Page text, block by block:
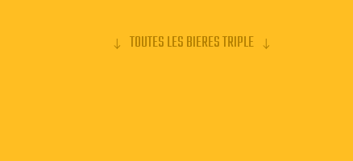
TOUTES LES BIERES TRIPLE